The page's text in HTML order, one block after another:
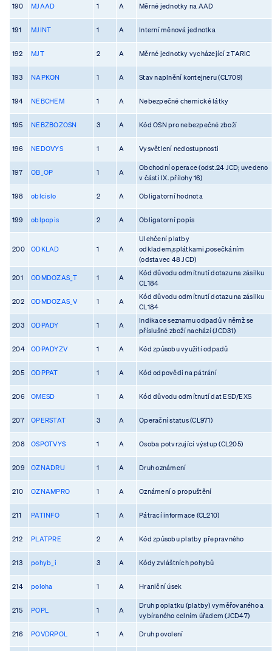
190 MJAAD 1 A Měrné jednotky na AAD
191 MJINT 1 A Interní měnová jednotka
192 MJT 2 A Měrné jednotky vycházející z TARIC
193 NAPKON 1 A Stav naplnění kontejneru (CL709)
194 NEBCHEM 1 A Nebezpečné chemické látky
195 NEBZBOZOSN 3 A Kód OSN pro nebezpečné zboží
196 NEDOVYS 1 A Vysvětlení nedostupnosti
197 OB_OP 1 A
Obchodní operace (odst.24 JCD; uvedeno
v části IX. přílohy 16)
198 oblcislo 2 A Obligatorní hodnota
199 oblpopis 2 A Obligatorní popis
200 ODKLAD 1 A
Ulehčení platby
odkladem,splátkami,posečkáním
(odstavec 48 JCD)
201 ODMDOZAS_T 1 A
Kód důvodu odmítnutí dotazu na zásilku
CL184
202 ODMDOZAS_V 1 A
Kód důvodu odmítnutí dotazu na zásilku
CL184
203 ODPADY 1 A
Indikace seznamu odpadů v němž se
příslušné zboží nachází (JCD31)
204 ODPADYZV 1 A Kód způsobu využití odpadů
205 ODPPAT 1 A Kód odpovědi na pátrání
206 OMESD 1 A Kód důvodu odmítnutí dat ESD/EXS
207 OPERSTAT 3 A Operační status (CL971)
208 OSPOTVYS 1 A Osoba potvrzující výstup (CL205)
209 OZNADRU 1 A Druh oznámení
210 OZNAMPRO 1 A Oznámení o propuštění
211 PATINFO 1 A Pátrací informace (CL210)
212 PLATPRE 2 A Kód způsobu platby přepravného
213 pohyb_i 3 A Kódy zvláštních pohybů
214 poloha 1 A Hraniční úsek
215 POPL 1 A
Druh poplatku (platby) vyměřovaného a
vybíraného celním úřadem (JCD47)
216 POVDRPOL 1 A Druh povolení